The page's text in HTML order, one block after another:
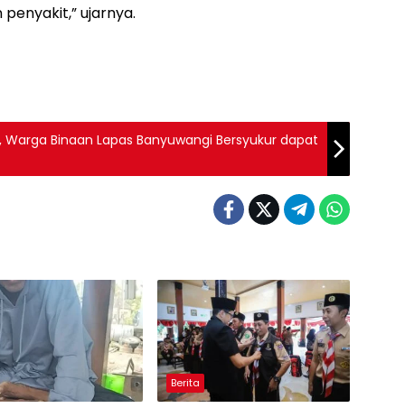
ujarnya.
Binaan Lapas Banyuwangi Bersyukur dapat
Berita